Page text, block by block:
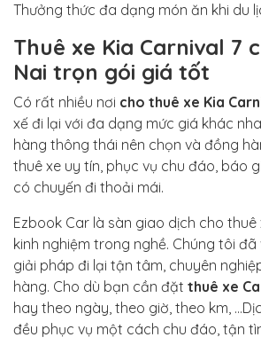
Thưởng thức đa dạng món ăn khi du
Thuê xe Kia Carnival 7
Nai trọn gói giá tốt
Có rất nhiều nơi cho thuê xe Kia
xế đi lại với đa dạng mức giá khác
hàng thông thái nên chọn và đồng
thuê xe uy tín, phục vụ chu đáo, báo
có chuyến đi thoải mái.
Ezbook Car là sàn giao dịch cho thuê
kinh nghiệm trong nghề. Chúng tôi
giải pháp đi lại tận tâm, chuyên
hàng. Cho dù bạn cần đặt thuê xe
hay theo ngày, theo giờ, theo km,
đều phục vụ một cách chu đáo, tận